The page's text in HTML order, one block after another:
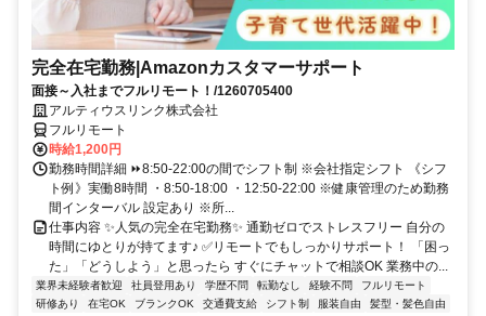
完全在宅勤務|Amazonカスタマーサポート
面接～入社までフルリモート！/1260705400
アルティウスリンク株式会社
フルリモート
時給1,200円
勤務時間詳細 ⏩8:50-22:00の間でシフト制 ※会社指定シフト 《シフ
ト例》実働8時間 ・8:50-18:00 ・12:50-22:00 ※健康管理のため勤務
間インターバル 設定あり ※所...
仕事内容 ✨人気の完全在宅勤務✨ 通勤ゼロでストレスフリー 自分の
時間にゆとりが持てます♪ ✅リモートでもしっかりサポート！ 「困っ
た」「どうしよう」と思ったら すぐにチャットで相談OK 業務中の...
業界未経験者歓迎 社員登用あり 学歴不問 転勤なし 経験不問
フルリモート
研修あり
在宅OK ブランクOK 交通費支給 シフト制 服装自由 髪型・髪色自由